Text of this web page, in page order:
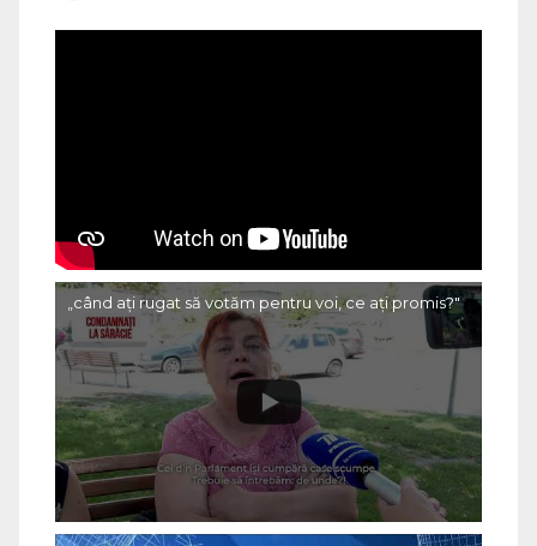
„când ați rugat să votăm pentru voi, ce ați promis?"